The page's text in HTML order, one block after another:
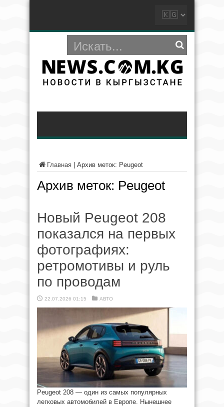
Главная Архив меток: Peugeot
Архив меток: Peugeot
Новый Peugeot 208
показался на первых
фотографиях:
ретромотивы и руль
по проводам
22.07.2026 01:15 АВТО
Peugeot 208 — один из самых популярных
легковых автомобилей в Европе. Нынешнее